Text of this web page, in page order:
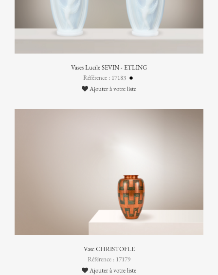
Vases Lucile SEVIN - ETLING
Référence : 17183
Ajouter à votre liste
Vase CHRISTOFLE
Référence : 17179
Ajouter à votre liste